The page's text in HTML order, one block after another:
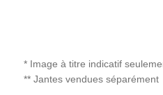
* Image à titre indicatif
** Jantes vendues séparément